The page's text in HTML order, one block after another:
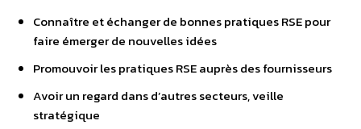
Connaître et échanger de bonnes pratiques RSE pour
faire émerger de nouvelles idées
Promouvoir les pratiques RSE auprès des fournisseurs
Avoir un regard dans d’autres secteurs, veille
stratégique